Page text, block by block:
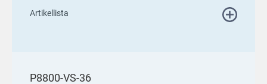
Artikellista
P8800-VS-36